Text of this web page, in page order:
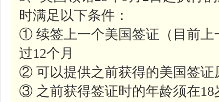
时满足以下条件：
① 续签上一个美国签证（目前上
过12个月
② 可以提供之前获得的美国签证
③ 之前获得签证时的年龄须在18